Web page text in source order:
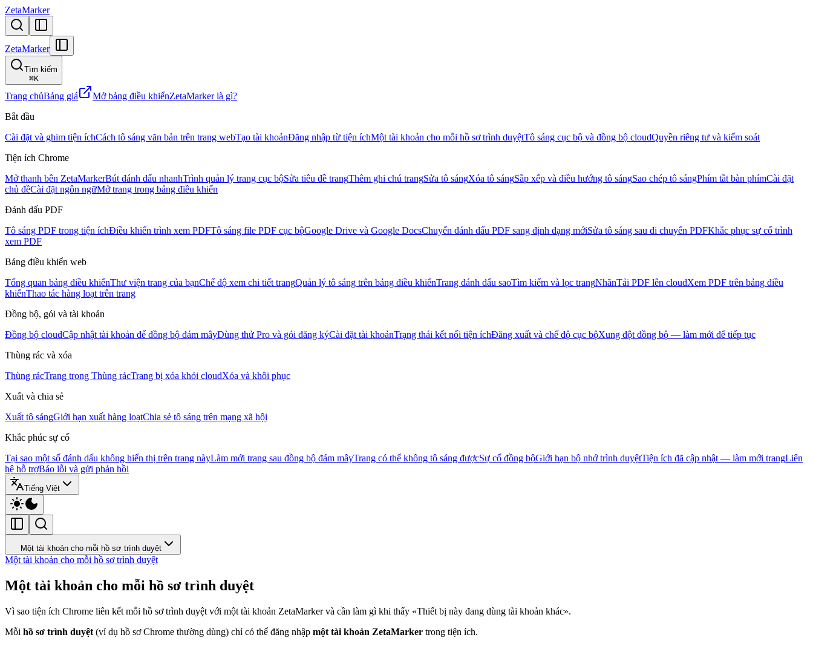
ZetaMarker
ZetaMarker
Tìm kiếm
⌘K
Trang chủBảng giá Mở bảng điều khiểnZetaMarker là gì?
Bắt đầu
Cài đặt và ghim tiện íchCách tô sáng văn bản trên trang webTạo tài khoảnĐăng nhập từ tiện íchMột tài khoản cho mỗi hồ sơ trình duyệtTô sáng cục bộ và đồng bộ cloudQuyền riêng tư và kiểm soát
Tiện ích Chrome
Mở thanh bên ZetaMarkerBút đánh dấu nhanhTrình quản lý trang cục bộSửa tiêu đề trangThêm ghi chú trangSửa tô sángXóa tô sángSắp xếp và điều hướng tô sángSao chép tô sángPhím tắt bàn phímCài đặt
chủ đềCài đặt ngôn ngữMở trang trong bảng điều khiển
Đánh dấu PDF
Tô sáng PDF trong tiện íchĐiều khiển trình xem PDFTô sáng file PDF cục bộGoogle Drive và Google DocsChuyển đánh dấu PDF sang định dạng mớiSửa tô sáng sau di chuyển PDFKhắc phục sự cố trình
xem PDF
Bảng điều khiển web
Tổng quan bảng điều khiểnThư viện trang của bạnChế độ xem chi tiết trangQuản lý tô sáng trên bảng điều khiểnTrang đánh dấu saoTìm kiếm và lọc trangNhãnTải PDF lên cloudXem PDF trên bảng điều
khiểnThao tác hàng loạt trên trang
Đồng bộ, gói và tài khoản
Đồng bộ cloudCập nhật tài khoản để đồng bộ đám mâyDùng thử Pro và gói đăng kýCài đặt tài khoảnTrạng thái kết nối tiện íchĐăng xuất và chế độ cục bộXung đột đồng bộ — làm mới để tiếp tục
Thùng rác và xóa
Thùng rácTrang trong Thùng rácTrang bị xóa khỏi cloudXóa và khôi phục
Xuất và chia sẻ
Xuất tô sángGiới hạn xuất hàng loạtChia sẻ tô sáng trên mạng xã hội
Khắc phúc sự cố
Tại sao một số đánh dấu không hiển thị trên trang nàyLàm mới trang sau đồng bộ đám mâyTrang có thể không tô sáng đượcSự cố đồng bộGiới hạn bộ nhớ trình duyệtTiện ích đã cập nhật — làm mới trangLiên
hệ hỗ trợBáo lỗi và gửi phản hồi
Tiếng Việt
Một tài khoản cho mỗi hồ sơ trình duyệt
Một tài khoản cho mỗi hồ sơ trình duyệt
Một tài khoản cho mỗi hồ sơ trình duyệt
Vì sao tiện ích Chrome liên kết mỗi hồ sơ trình duyệt với một tài khoản ZetaMarker và cần làm gì khi thấy «Thiết bị này đang dùng tài khoản khác».
Mỗi hồ sơ trình duyệt (ví dụ hồ sơ Chrome thường dùng) chỉ có thể đăng nhập một tài khoản ZetaMarker trong tiện ích.